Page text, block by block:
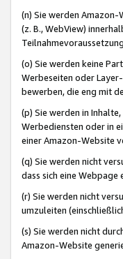
(n) Sie werden
(z. B., WebView)
(o) Sie werden keine
Werbeseiten oder
bewerben, die eng mit
(p) Sie werden in
Werbediensten oder in
einer Amazon-Website
(q) Sie werden nicht
dass sich eine
(r) Sie werden nicht
umzuleiten
(s) Sie werden nicht
Amazon-Website